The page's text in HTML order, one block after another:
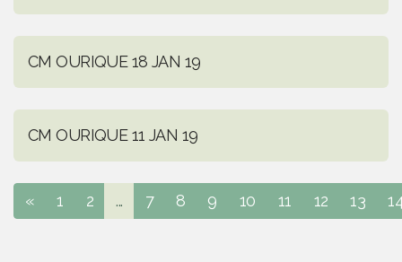
CM OURIQUE 18 JAN 19
CM OURIQUE 11 JAN 19
« 1 2 ... 7 8 9 10 11 12 13